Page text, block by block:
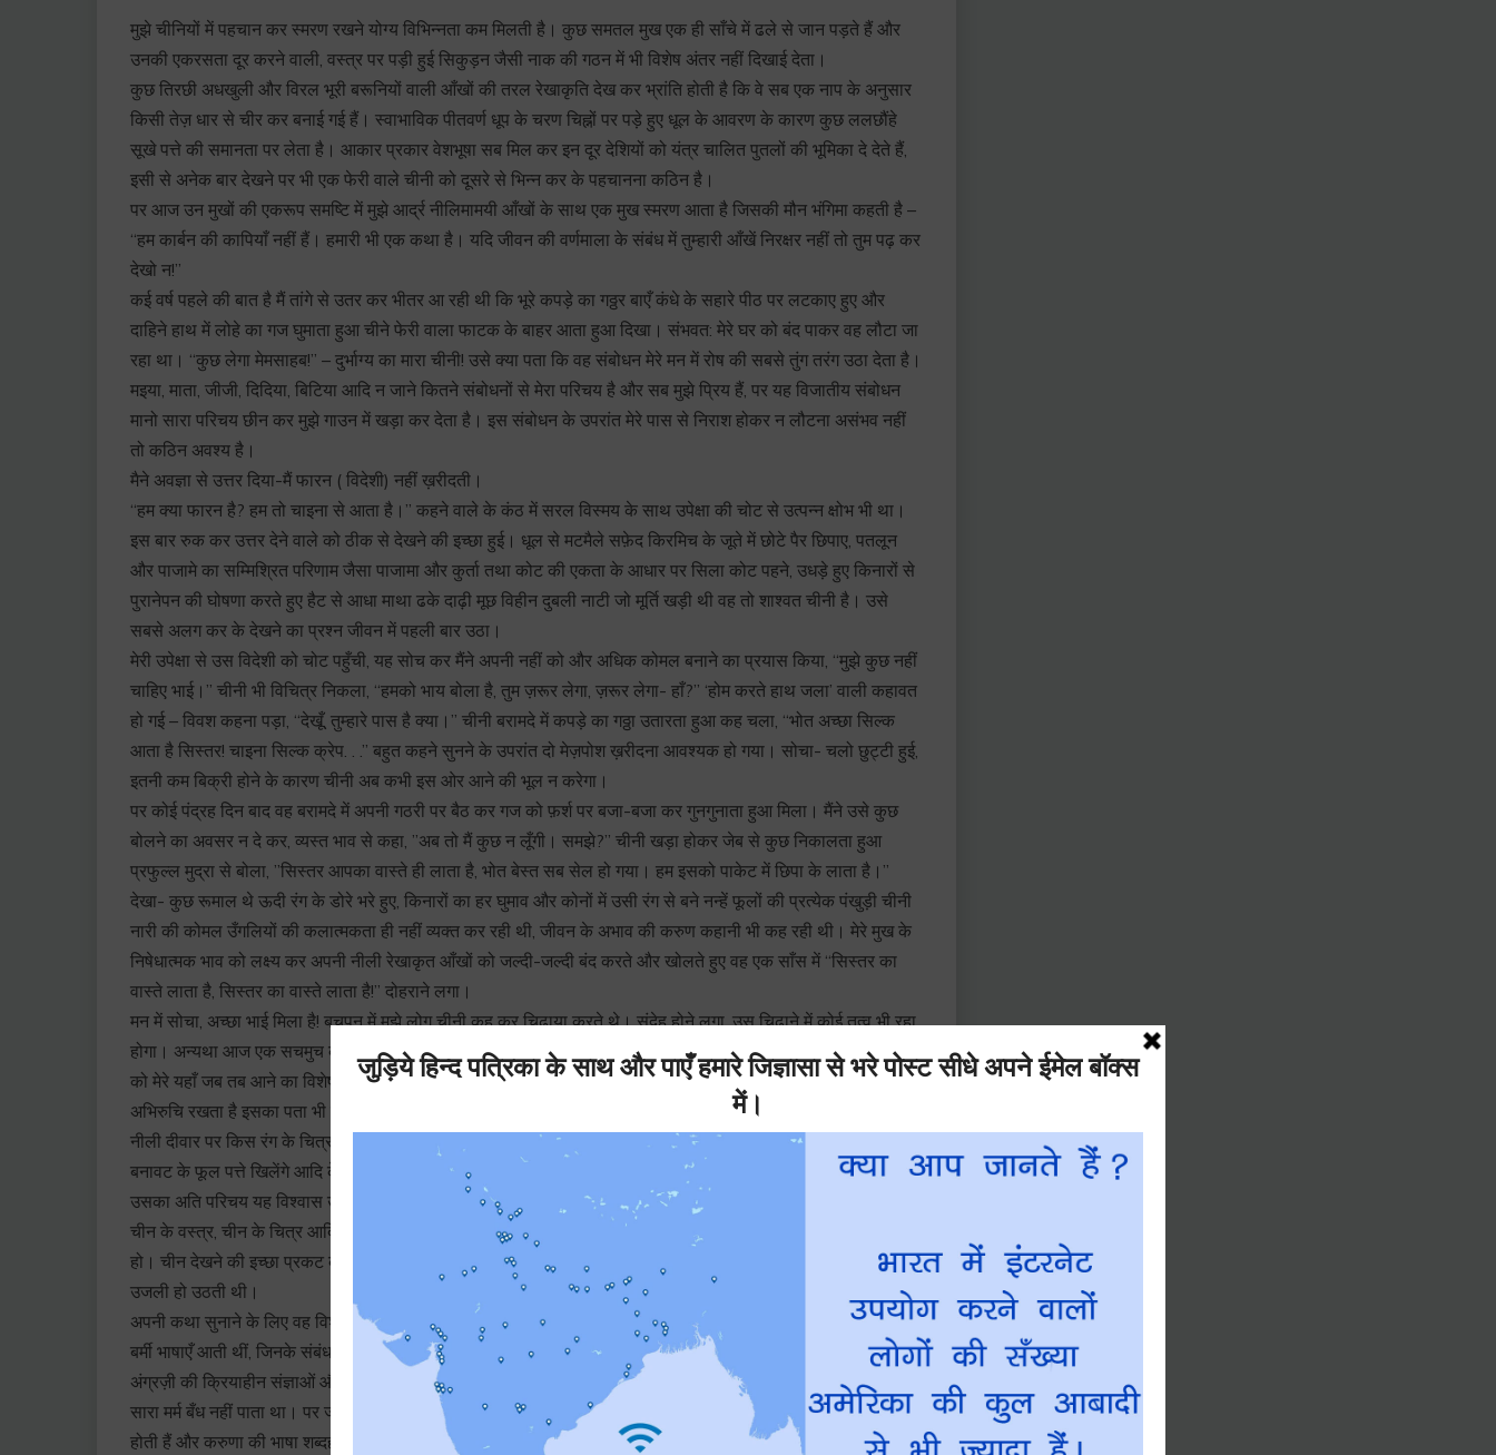
मुझे चीनियों में पहचान कर स्मरण रखने योग्य विभिन्नता कम मिलती है। कुछ समतल मुख एक ही साँचे में ढले से जान पड़ते हैं और
उनकी एकरसता दूर करने वाली, वस्त्र पर पड़ी हुई सिकुड़न जैसी नाक की गठन में भी विशेष अंतर नहीं दिखाई देता।
कुछ तिरछी अधखुली और विरल भूरी बरूनियों वाली आँखों की तरल रेखाकृति देख कर भ्रांति होती है कि वे सब एक नाप के अनुसार
किसी तेज़ धार से चीर कर बनाई गई हैं। स्वाभाविक पीतवर्ण धूप के चरण चिह्नों पर पड़े हुए धूल के आवरण के कारण कुछ ललछौंहे
सूखे पत्ते की समानता पर लेता है। आकार प्रकार वेशभूषा सब मिल कर इन दूर देशियों को यंत्र चालित पुतलों की भूमिका दे देते हैं,
इसी से अनेक बार देखने पर भी एक फेरी वाले चीनी को दूसरे से भिन्न कर के पहचानना कठिन है।
पर आज उन मुखों की एकरूप समष्टि में मुझे आर्द्र नीलिमामयी आँखों के साथ एक मुख स्मरण आता है जिसकी मौन भंगिमा कहती है –
“हम कार्बन की कापियाँ नहीं हैं। हमारी भी एक कथा है। यदि जीवन की वर्णमाला के संबंध में तुम्हारी आँखें निरक्षर नहीं तो तुम पढ़ कर
देखो न!”
कई वर्ष पहले की बात है मैं तांगे से उतर कर भीतर आ रही थी कि भूरे कपड़े का गठ्ठर बाएँ कंधे के सहारे पीठ पर लटकाए हुए और
दाहिने हाथ में लोहे का गज घुमाता हुआ चीने फेरी वाला फाटक के बाहर आता हुआ दिखा। संभवत: मेरे घर को बंद पाकर वह लौटा जा
रहा था। “कुछ लेगा मेमसाहब!” – दुर्भाग्य का मारा चीनी! उसे क्या पता कि वह संबोधन मेरे मन में रोष की सबसे तुंग तरंग उठा देता है।
मइया, माता, जीजी, दिदिया, बिटिया आदि न जाने कितने संबोधनों से मेरा परिचय है और सब मुझे प्रिय हैं, पर यह विजातीय संबोधन
मानो सारा परिचय छीन कर मुझे गाउन में खड़ा कर देता है। इस संबोधन के उपरांत मेरे पास से निराश होकर न लौटना असंभव नहीं
तो कठिन अवश्य है।
मैने अवज्ञा से उत्तर दिया-मैं फारन ( विदेशी) नहीं ख़रीदती।
“हम क्या फारन है? हम तो चाइना से आता है।” कहने वाले के कंठ में सरल विस्मय के साथ उपेक्षा की चोट से उत्पन्न क्षोभ भी था।
इस बार रुक कर उत्तर देने वाले को ठीक से देखने की इच्छा हुई। धूल से मटमैले सफ़ेद किरमिच के जूते में छोटे पैर छिपाए, पतलून
और पाजामे का सम्मिश्रित परिणाम जैसा पाजामा और कुर्ता तथा कोट की एकता के आधार पर सिला कोट पहने, उधड़े हुए किनारों से
पुरानेपन की घोषणा करते हुए हैट से आधा माथा ढके दाढ़ी मूछ विहीन दुबली नाटी जो मूर्ति खड़ी थी वह तो शाश्वत चीनी है। उसे
सबसे अलग कर के देखने का प्रश्न जीवन में पहली बार उठा।
मेरी उपेक्षा से उस विदेशी को चोट पहुँची, यह सोच कर मैंने अपनी नहीं को और अधिक कोमल बनाने का प्रयास किया, “मुझे कुछ नहीं
चाहिए भाई।” चीनी भी विचित्र निकला, “हमको भाय बोला है, तुम ज़रूर लेगा, ज़रूर लेगा- हाँ?” ‘होम करते हाथ जला’ वाली कहावत
हो गई – विवश कहना पड़ा, “देखूँ, तुम्हारे पास है क्या।” चीनी बरामदे में कपड़े का गठ्ठा उतारता हुआ कह चला, “भोत अच्छा सिल्क
आता है सिस्तर! चाइना सिल्क क्रेप. . .” बहुत कहने सुनने के उपरांत दो मेज़पोश ख़रीदना आवश्यक हो गया। सोचा- चलो छुट्टी हुई,
इतनी कम बिक्री होने के कारण चीनी अब कभी इस ओर आने की भूल न करेगा।
पर कोई पंद्रह दिन बाद वह बरामदे में अपनी गठरी पर बैठ कर गज को फ़र्श पर बजा-बजा कर गुनगुनाता हुआ मिला। मैंने उसे कुछ
बोलने का अवसर न दे कर, व्यस्त भाव से कहा, ”अब तो मैं कुछ न लूँगी। समझे?” चीनी खड़ा होकर जेब से कुछ निकालता हुआ
प्रफुल्ल मुद्रा से बोला, ”सिस्तर आपका वास्ते ही लाता है, भोत बेस्त सब सेल हो गया। हम इसको पाकेट में छिपा के लाता है।”
देखा- कुछ रूमाल थे ऊदी रंग के डोरे भरे हुए, किनारों का हर घुमाव और कोनों में उसी रंग से बने नन्हें फूलों की प्रत्येक पंखुड़ी चीनी
नारी की कोमल उँगलियों की कलात्मकता ही नहीं व्यक्त कर रही थी, जीवन के अभाव की करुण कहानी भी कह रही थी। मेरे मुख के
निषेधात्मक भाव को लक्ष्य कर अपनी नीली रेखाकृत आँखों को जल्दी-जल्दी बंद करते और खोलते हुए वह एक साँस में “सिस्तर का
वास्ते लाता है, सिस्तर का वास्ते लाता है!” दोहराने लगा।
मन में सोचा, अच्छा भाई मिला है! बचपन में मुझे लोग चीनी कह कर चिढ़ाया करते थे। संदेह होने लगा, उस चिढ़ाने में कोई तत्व भी रहा
होगा। अन्यथा आज एक सचमुच का चीनी, सारे इलाहाबाद को छोड़ कर मुझसे बहन का संबंध क्यों जोड़ने आता! पर उस दिन से चीनी
को मेरे यहाँ जब तब आने का विशेष अधिकार प्राप्त हो गया है। चीन का साधारण श्रेणी का व्यक्ति भी कला के संबंध में विशेष
अभिरुचि रखता है इसका पता भी उसी चीनी की परिष्कृत रुचि में मिला।
नीली दीवार पर किस रंग के चित्र सुंदर जान पड़ते हैं, हरे कुशन पर किस प्रकार के पक्षी अच्छे लगते हैं, सफ़ेद पर्दे के कोने में किस
बनावट के फूल पत्ते खिलेंगे आदि के विषय में चीनी उतनी ही जानकारी रखता था, जितनी किसी अच्छे कलाकार से मिलेगी। रंग से
उसका अति परिचय यह विश्वास उत्पन्न कर देता था कि वह आँखों पर पट्टी बाँध देने पर भी केवल स्पर्श से रंग पहचान लेगा।
चीन के वस्त्र, चीन के चित्र आदि की रंगमयता देखकर भ्रम होने लगता है कि वहाँ की मिट्टी का हर कण भी इन्हीं रंगों से रंगा हुआ न
हो। चीन देखने की इच्छा प्रकट करते ही ‘सिस्तर का वास्ते हम चलेगा’ कहते-कहते चीनी की आँखों की नीली रेखा प्रसन्नता से
उजली हो उठती थी।
अपनी कथा सुनाने के लिए वह विशेष उत्सुक रहा करता था। पर कहने सुनने वाले की बीच की खाई बहुत गहरी थी। उसे चीनी और
बर्मी भाषाएँ आती थीं, जिनके संबंध में अपनी सारी विद्या बुद्धि के साथ मैं ‘आँख के अंधे नाम नयनसुख’ की कहावत चरितार्थ करती थी।
अंग्रज़ी की क्रियाहीन संज्ञाओं और हिंदुस्तानी की संज्ञाहीन क्रियाओं के सम्मिश्रण से जो विचित्र भाषा बनती थी, उसमें कथा का
सारा मर्म बँध नहीं पाता था। पर जो कथाएँ हृदय का बाँध तोड़ कर दूसरों को अपना परिचय देने के लिए बह निकलती हैं, प्राय: करुण
होती हैं और करुणा की भाषा शब्दहीन रह कर भी बोलने में समर्थ है। चीनी फेरीवाले की कथा भी इसका अपवाद नहीं।